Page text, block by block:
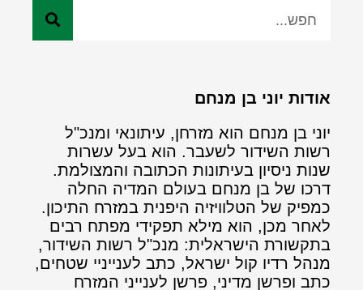
אודות יוני בן מנחם
יוני בן מנחם הוא מזרחן, עיתונאי ומנכ"ל
רשות השידור לשעבר. הוא בעל עשרות
שנות ניסיון בעיתונות הכתובה והמצולמת.
דרכו של בן מנחם בעולם המדיה החלה
כמפיק של הטלוויזיה היפנית במזרח התיכון.
לאחר מכן, הוא מילא תפקידי מפתח רבים
בתקשורת הישראלית: מנכ"ל רשות השידור,
מנהל רדיו קול ישראל, כתב לענייניי שטחים,
כתב ופרשן מדיני, פרשן לענייני המזרח